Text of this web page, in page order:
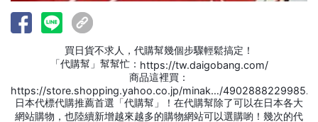
買日貨不求人，代購幫幾個步驟輕鬆搞定！
「代購幫」幫幫忙： https://tw.daigobang.com/
商品這裡買：
https://store.shopping.yahoo.co.jp/minak…/
日本代標代購推薦首選「代購幫」！在代購幫除了可以在日本各大
網站購物，也陸續新增越來越多的購物網站可以選購喲！幾次的代